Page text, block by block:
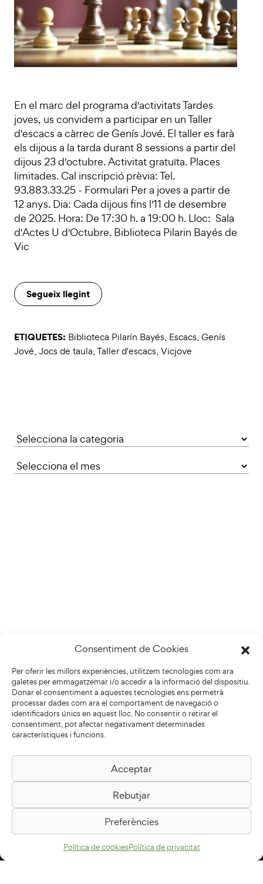
Consentiment de Cookies
Per oferir les millors experiències, utilitzem tecnologies com ara
galetes per emmagatzemar i/o accedir a la informació del dispositiu.
Donar el consentiment a aquestes tecnologies ens permetrà
processar dades com ara el comportament de navegació o
identificadors únics en aquest lloc. No consentir o retirar el
consentiment, pot afectar negativament determinades
característiques i funcions.
Acceptar
Rebutjar
Preferències
Política de cookiesPolítica de privacitat
En el marc del programa d'activitats Tardes
joves, us convidem a participar en un Taller
d'escacs a càrrec de Genís Jové. El taller es farà
els dijous a la tarda durant 8 sessions a partir del
dijous 23 d'octubre. Activitat gratuïta. Places
limitades. Cal inscripció prèvia: Tel.
93.883.33.25 - Formulari Per a joves a partir de
12 anys. Dia: Cada dijous fins l'11 de desembre
de 2025. Hora: De 17:30 h. a 19:00 h. Lloc: Sala
d'Actes U d'Octubre. Biblioteca Pilarin Bayés de
Vic
Segueix llegint
ETIQUETES: Biblioteca Pilarín Bayés, Escacs, Genís
Jové, Jocs de taula,Taller d'escacs, Vicjove
Categories
Biblioteca Pilarin Bayés
Passeig de la Generalitat, 1
08500 Vic